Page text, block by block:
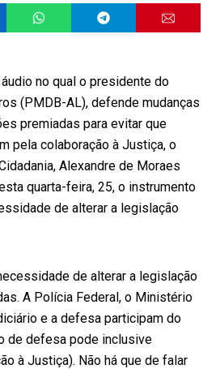
no qual o presidente do
(PMDB-AL), defende mudanças
premiadas para evitar que
pela colaboração à Justiça, o
Alexandre de Moraes
quarta-feira, 25, o instrumento
de alterar a legislação
de alterar a legislação
A Polícia Federal, o Ministério
e a defesa participam do
de defesa pode inclusive
à Justiça). Não há que de falar